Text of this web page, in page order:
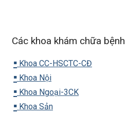
Các khoa khám chữa bệnh
▪️ Khoa CC-HSCTC-CĐ
▪️ Khoa Nội
▪️ Khoa Ngoại-3CK
▪️ Khoa Sản